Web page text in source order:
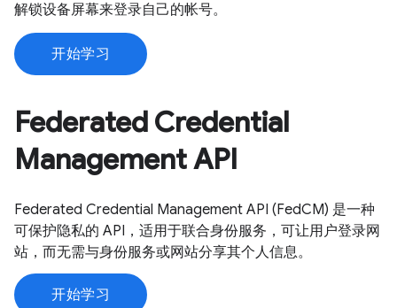
解锁设备屏幕来登录自己的帐号。
开始学习
Federated Credential
Management API
Federated Credential Management API (FedCM) 是一种
可保护隐私的 API，适用于联合身份服务，可让用户登录网
站，而无需与身份服务或网站分享其个人信息。
开始学习